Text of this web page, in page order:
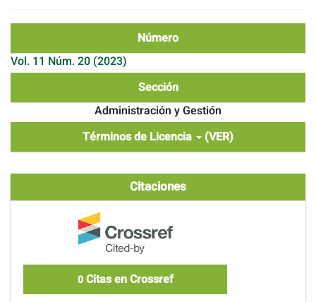
Número
Vol. 11 Núm. 20 (2023)
Sección
Administración y Gestión
Términos de Licencia
(VER)
Citaciones
0Citas en Crossref